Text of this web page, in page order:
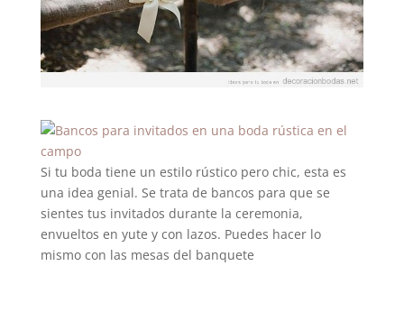
Si tu boda tiene un estilo rústico pero chic, esta es
una idea genial. Se trata de bancos para que se
sientes tus invitados durante la ceremonia,
envueltos en yute y con lazos. Puedes hacer lo
mismo con las mesas del banquete